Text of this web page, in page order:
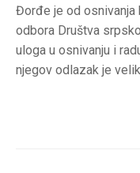
Đorđe je od osnivanja
odbora Društva
uloga u osnivanju i
njegov odlazak je